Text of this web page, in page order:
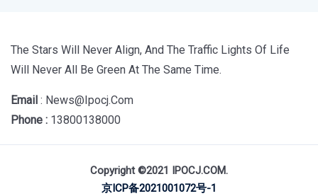
The Stars Will Never Align, And The Traffic Lights Of Life
Will Never All Be Green At The Same Time.
Email : News@ipocj.com
Phone : 13800138000
Copyright ©2021 IPOCJ.COM.
京ICP备2021001072号-1